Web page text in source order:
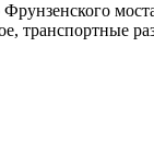
транспортные